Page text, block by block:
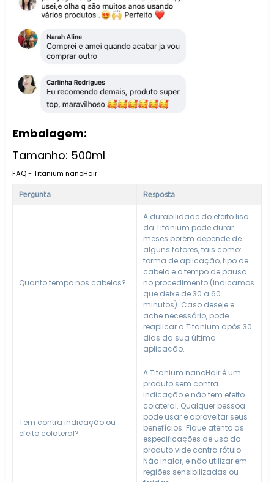
Embalagem:
Tamanho: 500ml
FAQ - Titanium nanoHair
Pergunta Resposta
Quanto tempo nos cabelos?
A durabilidade do efeito liso
da Titanium pode durar
meses porém depende de
alguns fatores, tais como:
forma de aplicação, tipo de
cabelo e o tempo de pausa
no procedimento (indicamos
que deixe de 30 a 60
minutos). Caso deseje e
ache necessário, pode
reaplicar a Titanium após 30
dias da sua última
aplicação.
Tem contra indicação ou
efeito colateral?
A Titanium nanoHair é um
produto sem contra
indicação e não tem efeito
colateral. Qualquer pessoa
pode usar e aproveitar seus
benefícios. Fique atento as
especificações de uso do
produto vide contra rótulo.
Não inalar, e não utilizar em
regiões sensibilizadas ou